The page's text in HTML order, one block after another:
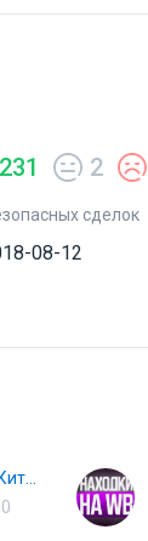
231 2
сделок
08-12